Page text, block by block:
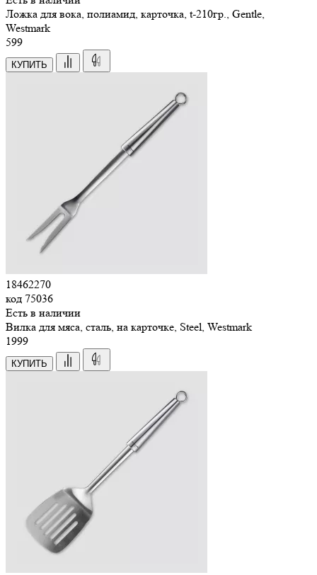
Ложка для вока, полиамид, карточка, t-210гр., Gentle,
Westmark
599
КУПИТЬ
18462270
код 75036
Есть в наличии
Вилка для мяса, сталь, на карточке, Steel, Westmark
1999
КУПИТЬ